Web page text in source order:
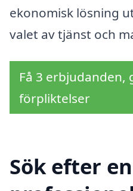
ekonomisk lösning
valet av tjänst och
Få 3 erbjudanden,
förpliktelser
Sök efter en